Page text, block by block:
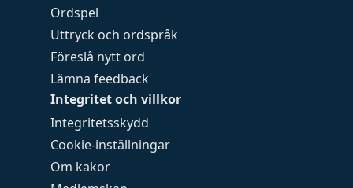
Ordspel
Uttryck och ordspråk
Föreslå nytt ord
Lämna feedback
Integritet och villkor
Integritetsskydd
Cookie-inställningar
Om kakor